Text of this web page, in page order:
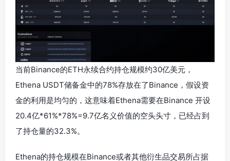
当前Binance的ETH永续合约持仓规模约30亿美元，
Ethena USDT储备金中的78%存放在了Binance，假设资
金的利用是均匀的，这意味着Ethena需要在Binance 开设
20.4亿*61%*78%=9.7亿名义价值的空头头寸，已经占到
了持仓量的32.3%。
Ethena的持仓规模在Binance或者其他衍生品交易所占据